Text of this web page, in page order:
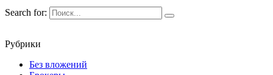
Search for:
Рубрики
Без вложений